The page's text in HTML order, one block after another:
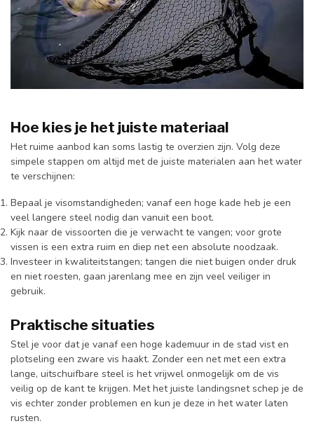
Hoe kies je het juiste materiaal
Het ruime aanbod kan soms lastig te overzien zijn. Volg deze
simpele stappen om altijd met de juiste materialen aan het water
te verschijnen:
Bepaal je visomstandigheden; vanaf een hoge kade heb je een
veel langere steel nodig dan vanuit een boot.
Kijk naar de vissoorten die je verwacht te vangen; voor grote
vissen is een extra ruim en diep net een absolute noodzaak.
Investeer in kwaliteitstangen; tangen die niet buigen onder druk
en niet roesten, gaan jarenlang mee en zijn veel veiliger in
gebruik.
Praktische situaties
Stel je voor dat je vanaf een hoge kademuur in de stad vist en
plotseling een zware vis haakt. Zonder een net met een extra
lange, uitschuifbare steel is het vrijwel onmogelijk om de vis
veilig op de kant te krijgen. Met het juiste landingsnet schep je de
vis echter zonder problemen en kun je deze in het water laten
rusten.